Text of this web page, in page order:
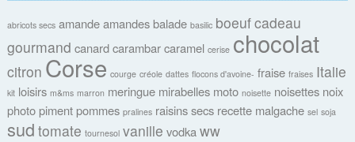
abricots secs amande amandes balade basilic boeufcadeau
gourmand canard carambar caramel cerise chocolat
citron Corse courge créole dattes flocons d'avoine- fraise fraises Italie
kit loisirs m&ms marron meringue mirabelles moto noisette noisettes noix
photo piment pommes pralines raisins secs recette malgache sel soja
sud tomate tournesol vanille vodka ww